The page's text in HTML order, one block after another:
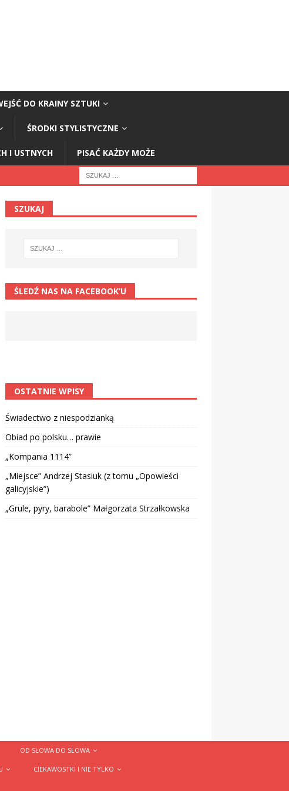
DO KRAINY SZTUKI
ŚRODKI STYLISTYCZNE
I USTNYCH PISAĆ KAŻDY MOŻE
SZUKAJ
ŚLEDŹ NAS NA FACEBOOK’U
OSTATNIE WPISY
Świadectwo z niespodzianką
Obiad po polsku… prawie
„Kompania 1114”
„Miejsce” Andrzej Stasiuk (z tomu „Opowieści
galicyjskie”)
„Grule, pyry, barabole” Małgorzata Strzałkowska
OD SŁOWA DO SŁOWA
CIEKAWOSTKI I NIE TYLKO